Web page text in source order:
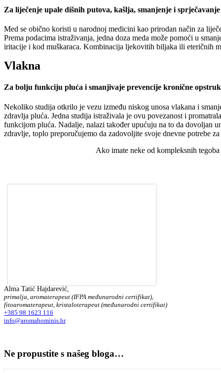
Za liječenje upale dišnih putova, kašlja, smanjenje i
Med se obično koristi u narodnoj medicini kao prirodan način za
Prema podacima istraživanja, jedna doza meda može pomoći u
iritacije i kod muškaraca. Kombinacija ljekovitih biljaka ili eteričnih
Vlakna
Za bolju funkciju pluća i smanjivaje prevencije kronične
Nekoliko studija otkrilo je vezu između niskog unosa vlakana i
zdravlja pluća. Jedna studija istraživala je ovu povezanost i
funkcijom pluća. Nadalje, nalazi također upućuju na to da dovoljan
zdravlje, toplo preporučujemo da zadovoljite svoje dnevne potrebe
Ako imate neke od kompleksnih
Alma Tatić Hajdarević,
primalja, aromaterapeut (IFPA međunarodni certifikat),
fitoaromaterapeut, kristaloterapeut (međunarodni certifikat)
+385 98 1623 116
info@aromahominis.hr
Ne propustite s našeg bloga…